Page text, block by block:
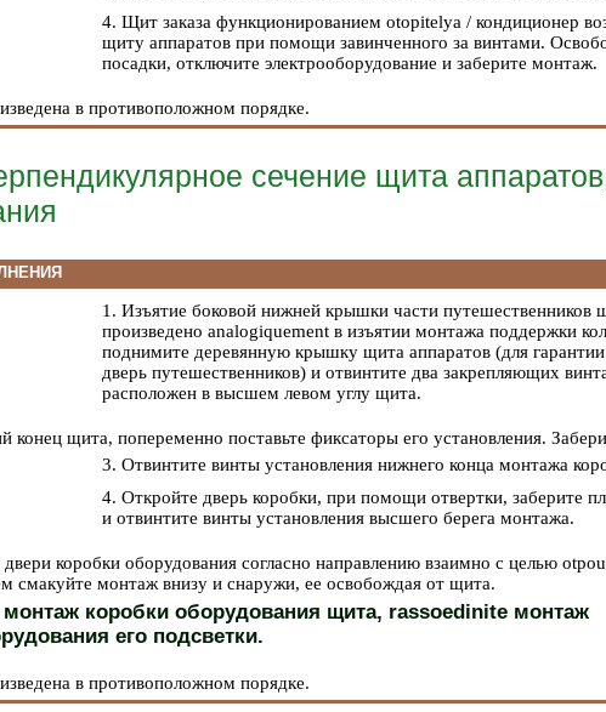
4. Щит заказа функционированием otopitelya / кондиционер
щиту аппаратов при помощи завинченного за винтами.
посадки, отключите электрооборудование и заберите монтаж.
в противоположном порядке.
сечение щита
1. Изъятие боковой нижней крышки части путешественников
произведено analogiquement в изъятии монтажа поддержки
поднимите деревянную крышку щита аппаратов (для гарантии
дверь путешественников) и отвинтите два закрепляющих
расположен в высшем левом углу щита.
конец щита, попеременно поставьте фиксаторы его установления.
3. Отвинтите винты установления нижнего конца монтажа
4. Откройте дверь коробки, при помощи отвертки, заберите
и отвинтите винты установления высшего берега монтажа.
коробки оборудования согласно направлению взаимно с целью
смакуйте монтаж внизу и снаружи, ее освобождая от щита.
коробки оборудования щита, rassoedinite монтаж
его подсветки.
в противоположном порядке.